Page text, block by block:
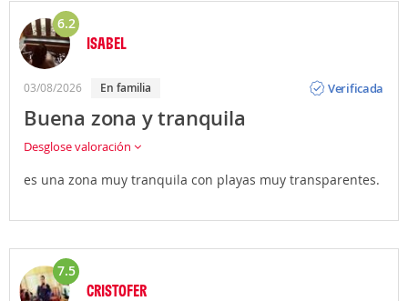
6.2
ISABEL
03/08/2026 En familia
Verificada
Buena zona y tranquila
Desglose valoración
es una zona muy tranquila con playas muy transparentes.
7.5
CRISTOFER